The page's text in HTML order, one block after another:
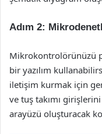
Adım 2:
Mikrokontrolörünüzü
bir yazılım
iletişim kurmak için
ve tuş takımı
arayüzü oluşturacak